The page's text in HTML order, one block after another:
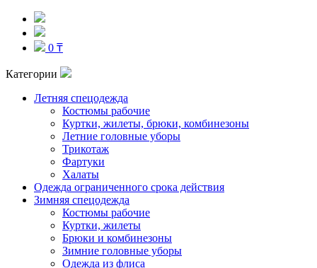
0 ₸
Категории
Летняя спецодежда
Костюмы рабочие
Куртки, жилеты, брюки, комбинезоны
Летние головные уборы
Трикотаж
Фартуки
Халаты
Одежда ограниченного срока действия
Зимняя спецодежда
Костюмы рабочие
Куртки, жилеты
Брюки и комбинезоны
Зимние головные уборы
Одежда из флиса